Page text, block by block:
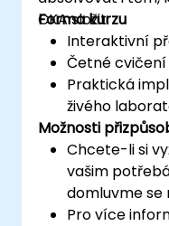
CKA složit.
Forma kurzu
Interaktivní
Četné
Praktická
živého
Možnosti
Chcete-li si
vašim
domluvme se
Pro více